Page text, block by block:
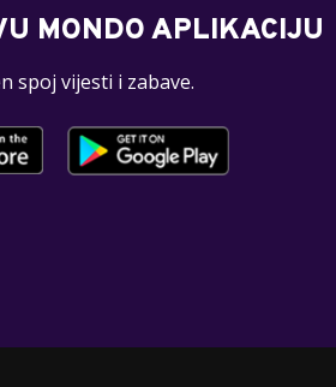
MONDO APLIKACIJU
spoj vijesti i zabave.